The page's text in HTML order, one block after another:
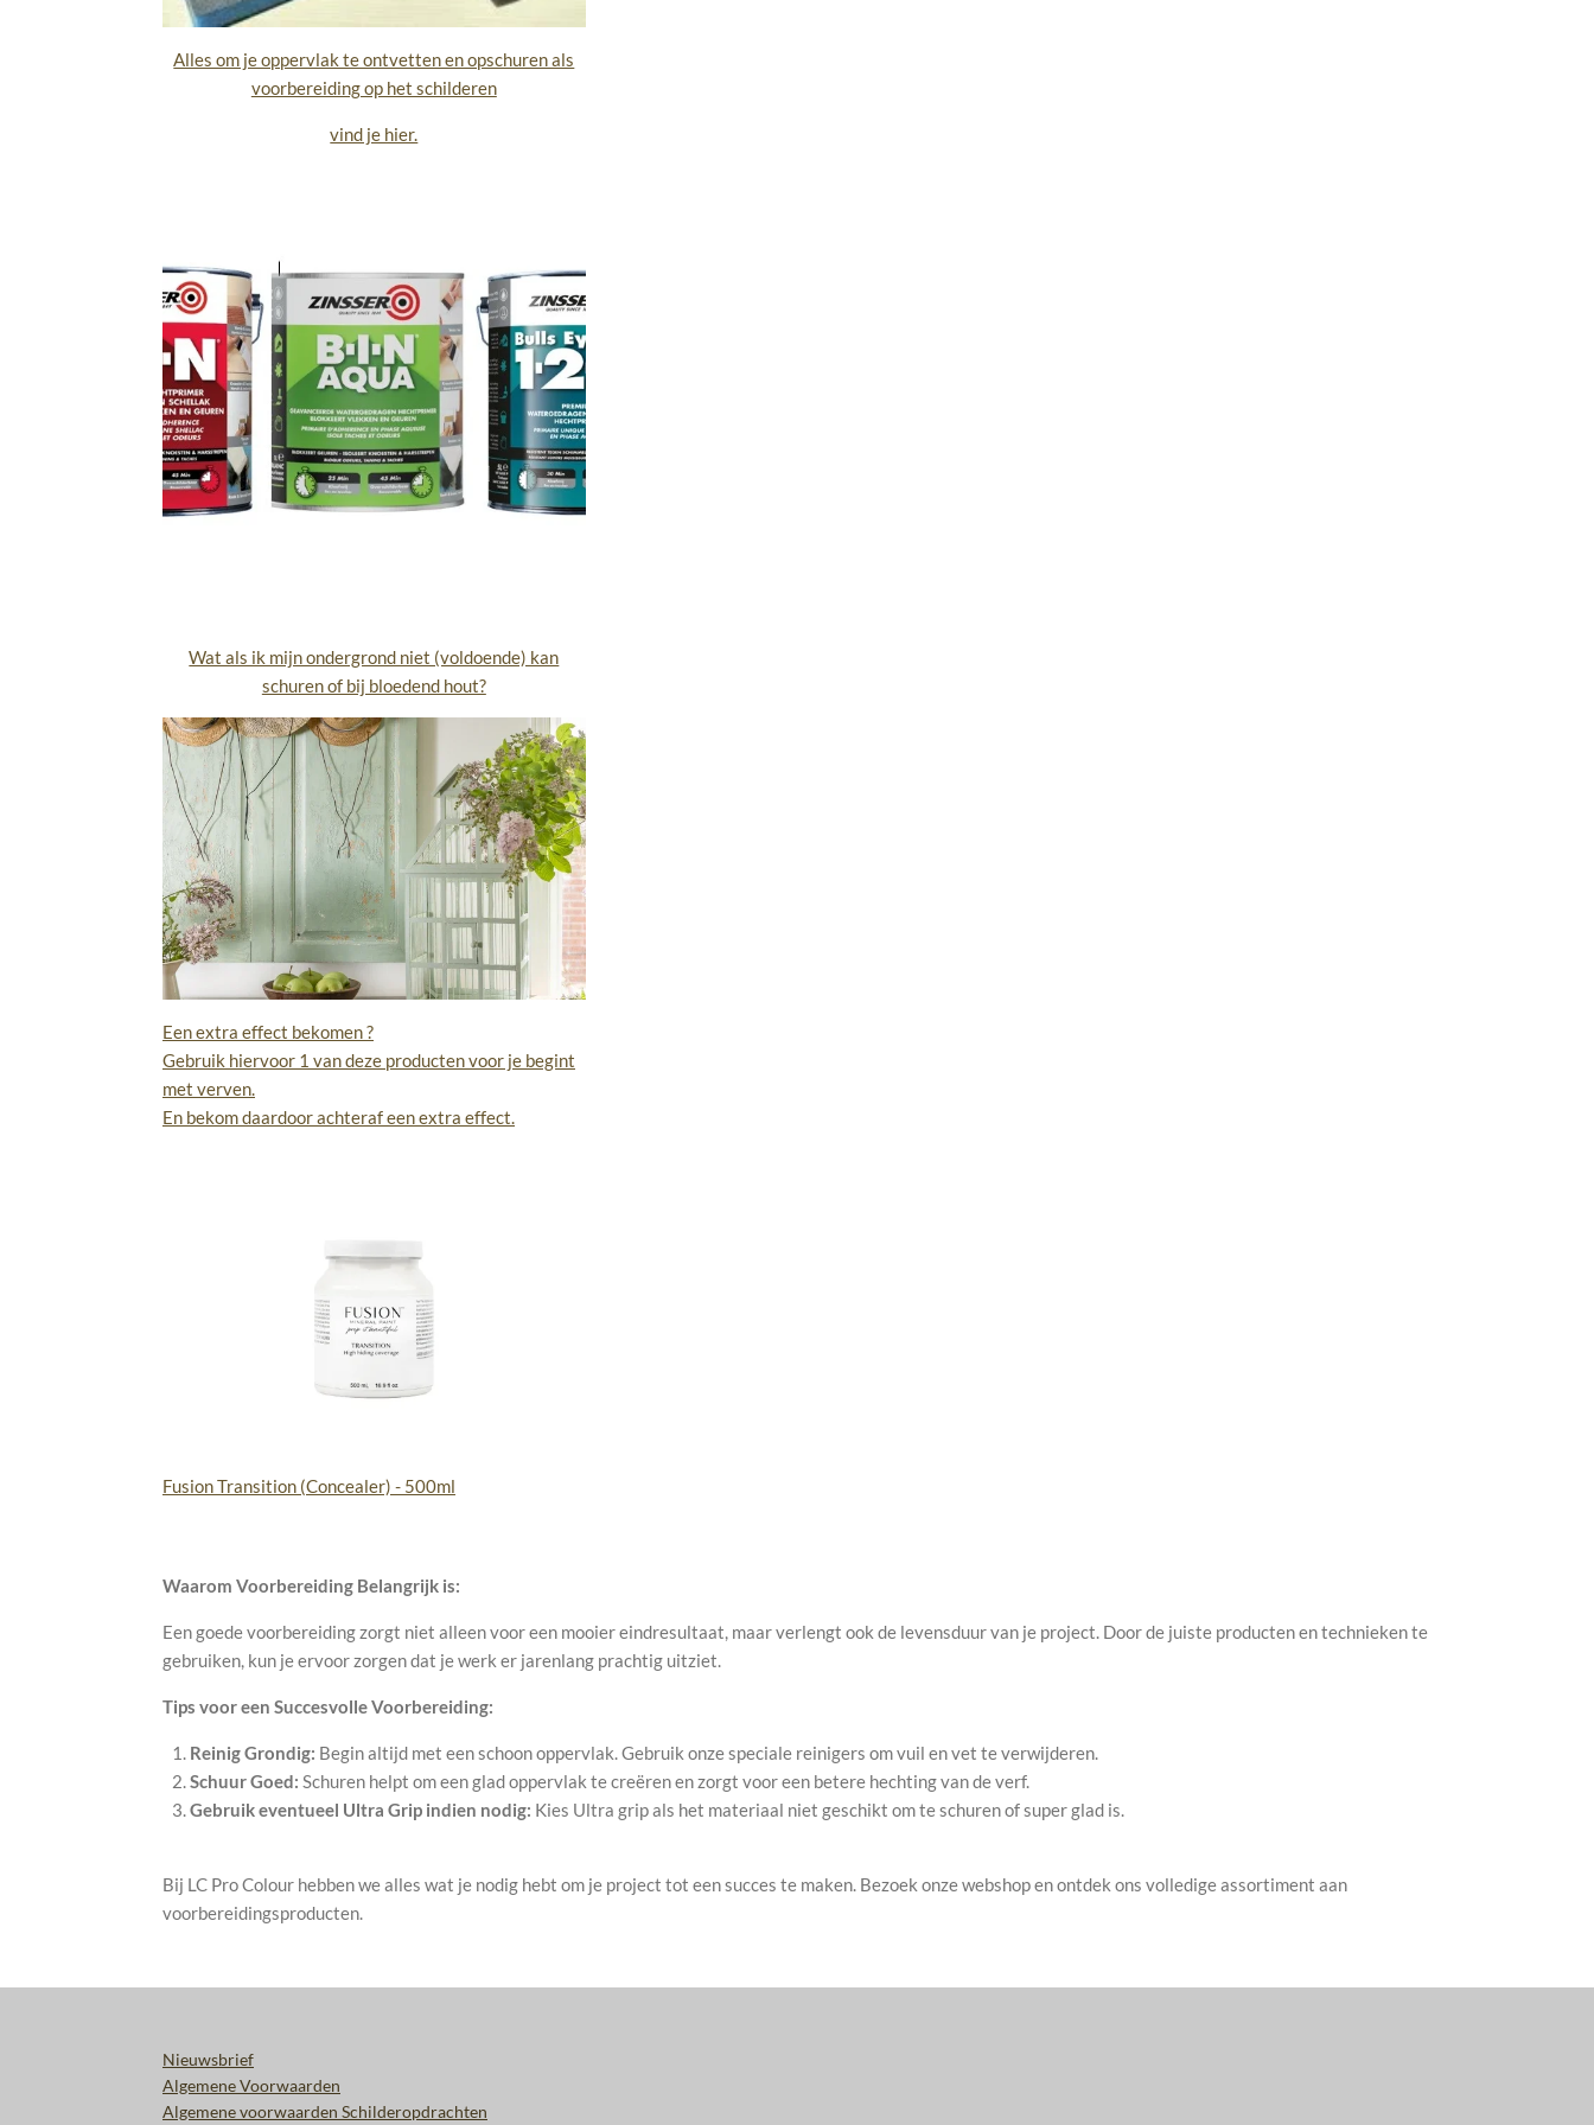
Alles om je oppervlak te ontvetten en opschuren als
voorbereiding op het schilderen
vind je hier.
Wat als ik mijn ondergrond niet (voldoende) kan
schuren of bij bloedend hout?
Een extra effect bekomen ?
Gebruik hiervoor 1 van deze producten voor je begint
met verven.
En bekom daardoor achteraf een extra effect.
Fusion Transition (Concealer) - 500ml
Waarom Voorbereiding Belangrijk is:
Een goede voorbereiding zorgt niet alleen voor een mooier eindresultaat, maar verlengt ook de levensduur van je project. Door de juiste producten en technieken te
gebruiken, kun je ervoor zorgen dat je werk er jarenlang prachtig uitziet.
Tips voor een Succesvolle Voorbereiding:
Reinig Grondig: Begin altijd met een schoon oppervlak. Gebruik onze speciale reinigers om vuil en vet te verwijderen.
Schuur Goed: Schuren helpt om een glad oppervlak te creëren en zorgt voor een betere hechting van de verf.
Gebruik eventueel Ultra Grip indien nodig: Kies Ultra grip als het materiaal niet geschikt om te schuren of super glad is.
Bij LC Pro Colour hebben we alles wat je nodig hebt om je project tot een succes te maken. Bezoek onze webshop en ontdek ons volledige assortiment aan
voorbereidingsproducten.
Nieuwsbrief
Algemene Voorwaarden
Algemene voorwaarden Schilderopdrachten